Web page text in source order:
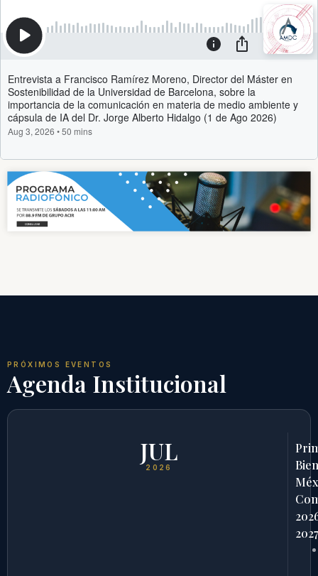
PRÓXIMOS EVENTOS
Agenda Institucional
JUL
2026
2027